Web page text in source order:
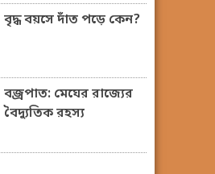
বৃদ্ধ বয়সে দাঁত পড়ে কেন?
বজ্রপাত: মেঘের রাজ্যের
বৈদ্যুতিক রহস্য